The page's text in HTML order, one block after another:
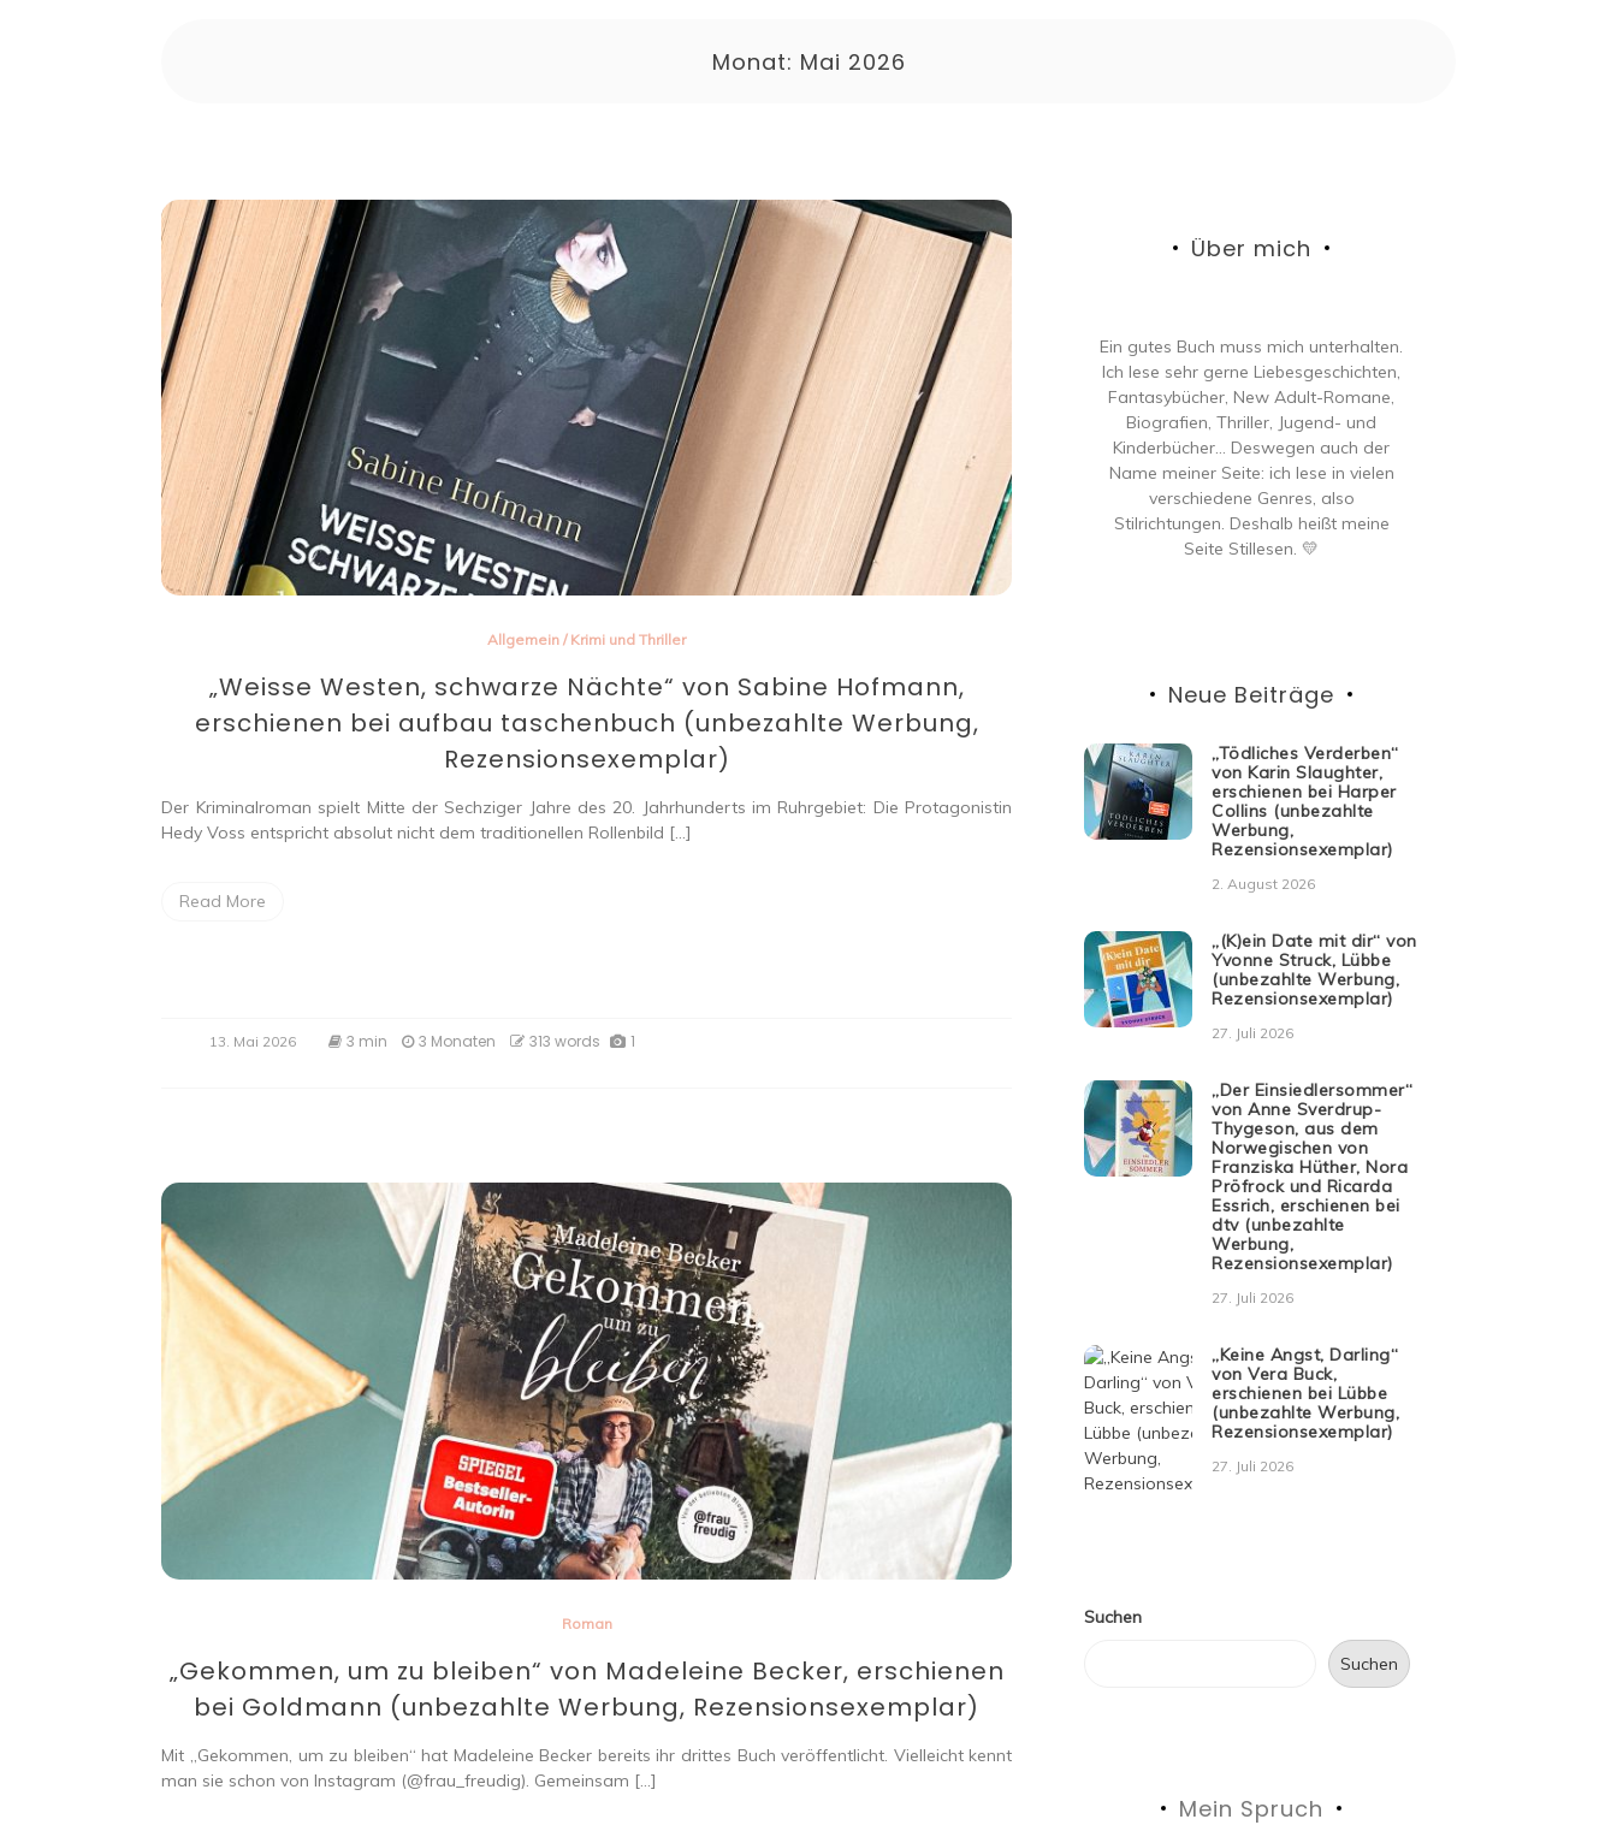
Monat: Mai 2026
Allgemein / Krimi und Thriller
„Weisse Westen, schwarze Nächte“ von Sabine Hofmann,
erschienen bei aufbau taschenbuch (unbezahlte Werbung,
Rezensionsexemplar)
Der Kriminalroman spielt Mitte der Sechziger Jahre des 20. Jahrhunderts im Ruhrgebiet: Die Protagonistin
Hedy Voss entspricht absolut nicht dem traditionellen Rollenbild […]
Read More
13. Mai 2026 3 min 3 Monaten 313 words 1
Roman
„Gekommen, um zu bleiben“ von Madeleine Becker, erschienen
bei Goldmann (unbezahlte Werbung, Rezensionsexemplar)
Mit „Gekommen, um zu bleiben“ hat Madeleine Becker bereits ihr drittes Buch veröffentlicht. Vielleicht kennt
man sie schon von Instagram (@frau_freudig). Gemeinsam […]
Über mich
Ein gutes Buch muss mich unterhalten.
Ich lese sehr gerne Liebesgeschichten,
Fantasybücher, New Adult-Romane,
Biografien, Thriller, Jugend- und
Kinderbücher… Deswegen auch der
Name meiner Seite: ich lese in vielen
verschiedene Genres, also
Stilrichtungen. Deshalb heißt meine
Seite Stillesen. 💛
Neue Beiträge
„Tödliches Verderben“
von Karin Slaughter,
erschienen bei Harper
Collins (unbezahlte
Werbung,
Rezensionsexemplar)
2. August 2026
„(K)ein Date mit dir“ von
Yvonne Struck, Lübbe
(unbezahlte Werbung,
Rezensionsexemplar)
27. Juli 2026
„Der Einsiedlersommer“
von Anne Sverdrup-
Thygeson, aus dem
Norwegischen von
Franziska Hüther, Nora
Pröfrock und Ricarda
Essrich, erschienen bei
dtv (unbezahlte
Werbung,
Rezensionsexemplar)
27. Juli 2026
„Keine Angst, Darling“
von Vera Buck,
erschienen bei Lübbe
(unbezahlte Werbung,
Rezensionsexemplar)
27. Juli 2026
Suchen
Suchen
Mein Spruch